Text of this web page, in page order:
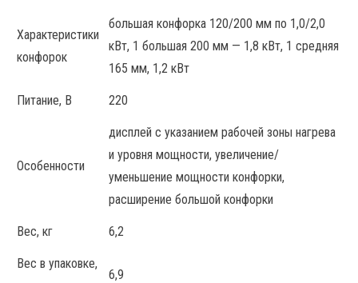
Характеристики
конфорок
большая конфорка 120/200 мм по 1,0/2,0
кВт, 1 большая 200 мм — 1,8 кВт, 1 средняя
165 мм, 1,2 кВт
Питание, В 220
Особенности
дисплей с указанием рабочей зоны нагрева
и уровня мощности, увеличение/
уменьшение мощности конфорки,
расширение большой конфорки
Вес, кг 6,2
Вес в упаковке,
6,9